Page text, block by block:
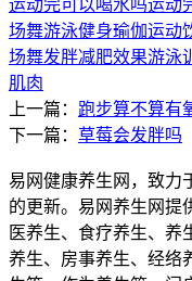
运动完可以喝水吗运动
场舞游泳健身瑜伽运动
场舞发胖减肥效果游泳
肌肉
上一篇： 跑步算不算有
下一篇： 草莓会发胖吗
易网健康养生网，致力
的更新。易网养生网提
医养生、食疗养生、养
养生、房事养生、经络